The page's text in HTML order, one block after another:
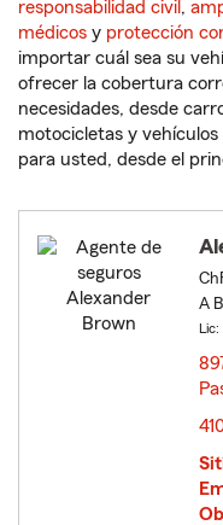
responsabilidad civil ,
médicos y protección
importar cuál sea su
ofrecer la cobertura
necesidades, desde
motocicletas y
para usted, desde el
A
Lic: